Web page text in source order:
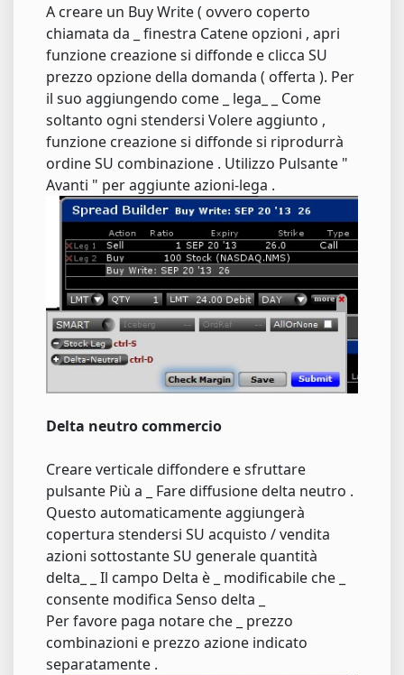
A creare un Buy Write ( ovvero coperto
chiamata da _ finestra Catene opzioni , apri
funzione creazione si diffonde e clicca SU
prezzo opzione della domanda ( offerta ). Per
il suo aggiungendo come _ lega_ _ Come
soltanto ogni stendersi Volere aggiunto ,
funzione creazione si diffonde si riprodurrà
ordine SU combinazione . Utilizzo Pulsante "
Avanti " per aggiunte azioni-lega .
Delta neutro commercio
Creare verticale diffondere e sfruttare
pulsante Più a _ Fare diffusione delta neutro .
Questo automaticamente aggiungerà
copertura stendersi SU acquisto / vendita
azioni sottostante SU generale quantità
delta_ _ Il campo Delta è _ modificabile che _
consente modifica Senso delta _
Per favore paga notare che _ prezzo
combinazioni e prezzo azione indicato
separatamente .